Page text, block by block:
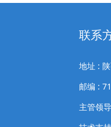
联系
地址 :
邮编 :
主管领